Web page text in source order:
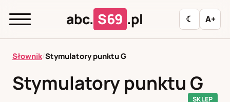
abc. S69 .pl ☾ A+
abc. S69
F
I
Słownik/Stymulatory punktu G
Stymulatory punktu G
SKLEP